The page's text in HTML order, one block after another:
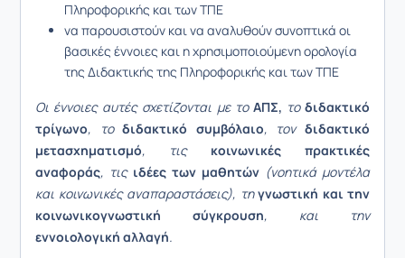
Πληροφορικής και των ΤΠΕ
να παρουσιστούν και να αναλυθούν συνοπτικά οι
βασικές έννοιες και η χρησιμοποιούμενη ορολογία
της Διδακτικής της Πληροφορικής και των ΤΠΕ
Οι έννοιες αυτές σχετίζονται με το ΑΠΣ, το διδακτικό
τρίγωνο, τοδιδακτικό συμβόλαιο, τονδιδακτικό
μετασχηματισμό, τις κοινωνικές πρακτικές
αναφοράς, τις ιδέες των μαθητών (νοητικά μοντέλα
και κοινωνικές αναπαραστάσεις), τηγνωστική και την
κοινωνικογνωστική σύγκρουση, και την
εννοιολογική αλλαγή.